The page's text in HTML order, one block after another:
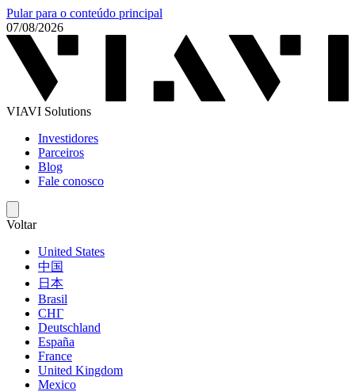
Pular para o conteúdo principal
07/08/2026
VIAVI Solutions
Investidores
Parceiros
Blog
Fale conosco
Voltar
United States
中国
日本
Brasil
СНГ
Deutschland
España
France
United Kingdom
Mexico